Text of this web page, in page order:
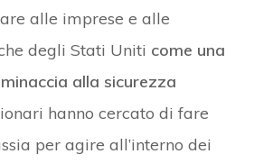
alle imprese e alle
degli Stati Uniti come una
alla sicurezza
hanno cercato di fare
per agire all’interno dei